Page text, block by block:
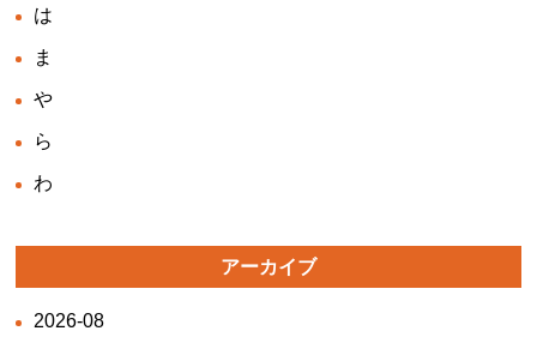
は
ま
や
ら
わ
アーカイブ
2026-08